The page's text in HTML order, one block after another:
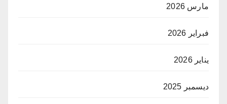
مارس 2026
فبراير 2026
يناير 2026
ديسمبر 2025